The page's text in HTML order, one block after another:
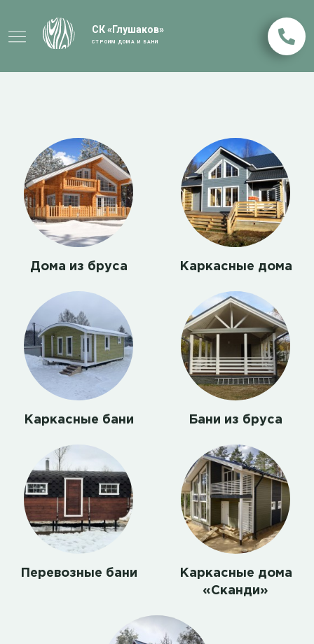
СК «Глушаков»
СТРОИМ ДОМА И БАНИ
Дома из бруса Каркасные дома
Каркасные бани Бани из бруса
Перевозные бани
Каркасные дома
«Сканди»